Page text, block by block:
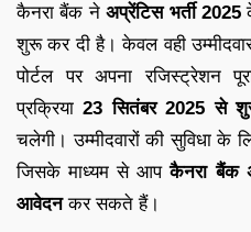
कैनरा बैंक नेअप्रेंटिस भर्ती 2025
शुरू कर दी है। केवल वही
पोर्टल पर अपना रजिस्ट्रेशन
प्रक्रिया23 सितंबर 2025 से
चलेगी। उम्मीदवारों की सुविधा के
जिसके माध्यम से आपकैनरा बैंक
आवेदनकर सकते हैं।